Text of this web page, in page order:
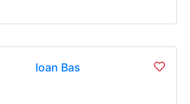
Ioan Bas